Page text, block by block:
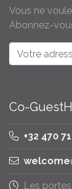
Vous ne
Abonnez-
Co-
+32 470
Les